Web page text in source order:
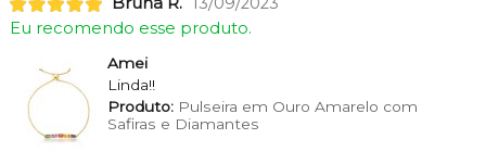
Eu recomendo esse produto.
Amei
Linda!!
Produto:Pulseira em Ouro Amarelo com
Safiras e Diamantes